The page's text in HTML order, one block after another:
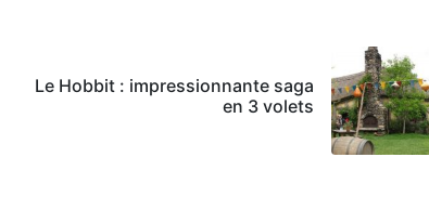
Le Hobbit : impressionnante saga
en 3 volets